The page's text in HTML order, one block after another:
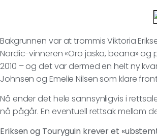
Bakgrunnen var at trommis Viktoria
Nordic-vinneren «Oro jaska, beana»
2010 – og det var dermed en helt ny
Johnsen og Emelie Nilsen som klare
Nå ender det hele sannsynligvis i
nå pågår. En eventuell rettsak mellom
Eriksen og Touryguin krever et